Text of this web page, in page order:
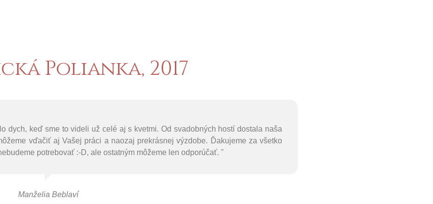
Polianka, 2017
dych, keď sme to videli už celé aj s kvetmi. Od svadobných hostí dostala naša
vďačiť aj Vašej práci a naozaj prekrásnej výzdobe. Ďakujeme za všetko
potrebovať :-D, ale ostatným môžeme len odporúčať. "
Manželia Beblaví